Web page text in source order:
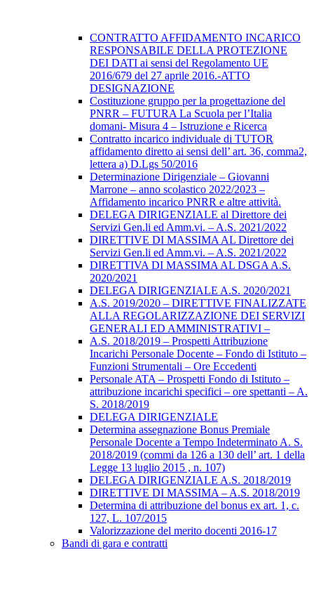
CONTRATTO AFFIDAMENTO INCARICO
RESPONSABILE DELLA PROTEZIONE
DEI DATI ai sensi del Regolamento UE
2016/679 del 27 aprile 2016.-ATTO
DESIGNAZIONE
Costituzione gruppo per la progettazione del
PNRR – FUTURA La Scuola per l’Italia
domani- Misura 4 – Istruzione e Ricerca
Contratto incarico individuale di TUTOR
affidamento diretto ai sensi dell’ art. 36, comma2,
lettera a) D.Lgs 50/2016
Determinazione Dirigenziale – Giovanni
Marrone – anno scolastico 2022/2023 –
Affidamento incarico PNRR e altre attività.
DELEGA DIRIGENZIALE al Direttore dei
Servizi Gen.li ed Amm.vi. – A.S. 2021/2022
DIRETTIVE DI MASSIMA AL Direttore dei
Servizi Gen.li ed Amm.vi. – A.S. 2021/2022
DIRETTIVA DI MASSIMA AL DSGA A.S.
2020/2021
DELEGA DIRIGENZIALE A.S. 2020/2021
A.S. 2019/2020 – DIRETTIVE FINALIZZATE
ALLA REGOLARIZZAZIONE DEI SERVIZI
GENERALI ED AMMINISTRATIVI –
A.S. 2018/2019 – Prospetti Attribuzione
Incarichi Personale Docente – Fondo di Istituto –
Funzioni Strumentali – Ore Eccedenti
Personale ATA – Prospetti Fondo di Istituto –
attribuzione incarichi specifici – ore spettanti – A.
S. 2018/2019
DELEGA DIRIGENZIALE
Determina assegnazione Bonus Premiale
Personale Docente a Tempo Indeterminato A. S.
2018/2019 (commi da 126 a 130 dell’ art. 1 della
Legge 13 luglio 2015 , n. 107)
DELEGA DIRIGENZIALE A.S. 2018/2019
DIRETTIVE DI MASSIMA – A.S. 2018/2019
Determina di attribuzione del bonus ex art. 1, c.
127, L. 107/2015
Valorizzazione del merito docenti 2016-17
Bandi di gara e contratti